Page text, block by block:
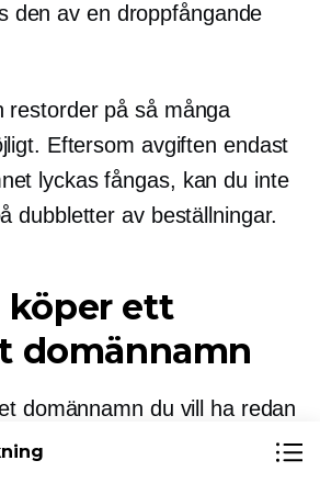
den av en droppfångande
restorder på så många
Eftersom avgiften endast
lyckas fångas, kan du inte
dubbletter av beställningar.
köper ett
domännamn
domännamn du vill ha redan
annan.